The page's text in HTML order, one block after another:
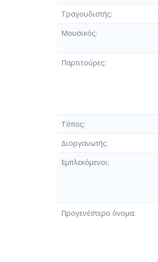
Τραγουδιστής
Μουσικός
Παρτιτούρες
Τόπος
Διοργανωτής
Εμπλεκόμενοι
Προγενέστερο όνομα